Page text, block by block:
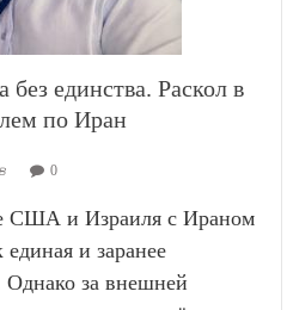
единства. Раскол в
по Иран
0
США и Израиля с Ираном
единая и заранее
Однако за внешней